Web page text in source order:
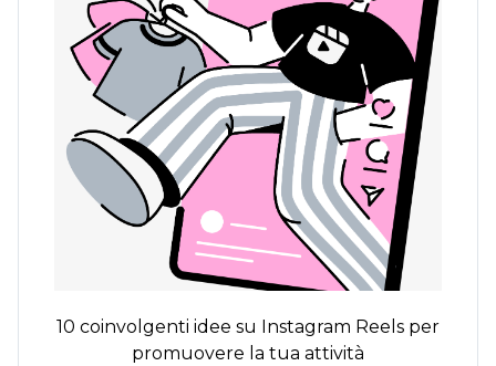
10 coinvolgenti idee su Instagram Reels per
promuovere la tua attività